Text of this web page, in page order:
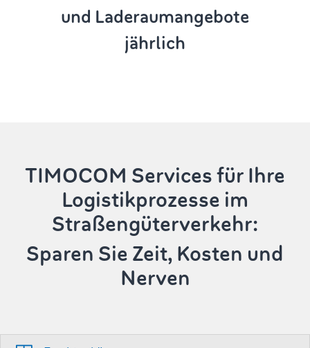
und Laderaumangebote
jährlich
TIMOCOM Servicesfür Ihre
Logistikprozesse im
Straßengüterverkehr:
Sparen Sie Zeit, Kosten und
Nerven